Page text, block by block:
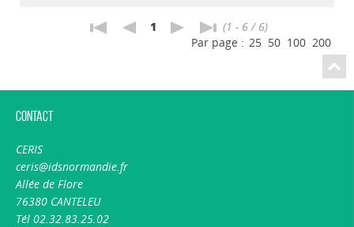
1
(1 - 6 / 6)
Par page : 25 50 100 200
Contact
CERIS
ceris@idsnormandie.fr
Allée de Flore
76380 CANTELEU
Tél 02.32.83.25.02